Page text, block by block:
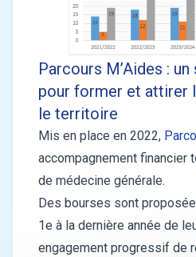
Parcours M’Aides :
pour former et attirer
le territoire
Mis en place en 2022,
accompagnement financier
de médecine générale.
Des bourses sont
1e à la dernière année de
engagement progressif de